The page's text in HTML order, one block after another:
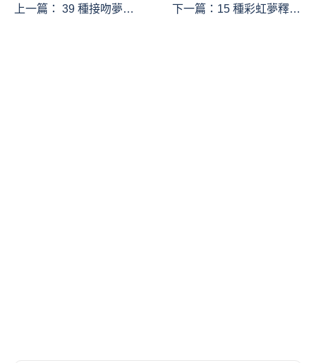
上一篇：
39 種接吻夢的
下一篇： 15 種彩虹夢釋